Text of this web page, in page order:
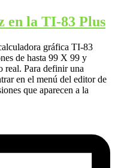
en la TI-83 Plus
gráfica TI-83
de hasta 99 X 99 y
real. Para definir una
en el menú del editor de
que aparecen a la